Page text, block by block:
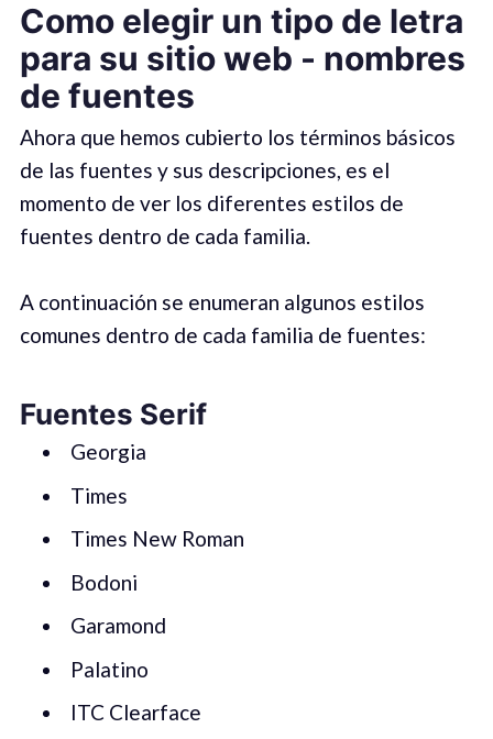
Como elegir un tipo de letra
para su sitio web - nombres
de fuentes
Ahora que hemos cubierto los términos básicos
de las fuentes y sus descripciones, es el
momento de ver los diferentes estilos de
fuentes dentro de cada familia.
A continuación se enumeran algunos estilos
comunes dentro de cada familia de fuentes:
Fuentes Serif
Georgia
Times
Times New Roman
Bodoni
Garamond
Palatino
ITC Clearface